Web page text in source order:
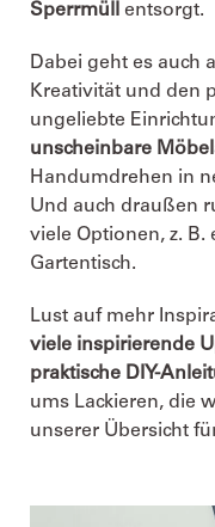
Sperrmüll
entsorgt.
Dabei geht es auch
Kreativität und den
ungeliebte
unscheinbare Möbel
Handumdrehen in
Und auch draußen
viele Optionen, z. B.
Gartentisch.
Lust auf mehr
viele inspirierende
praktische DIY-
ums Lackieren, die
unserer Übersicht